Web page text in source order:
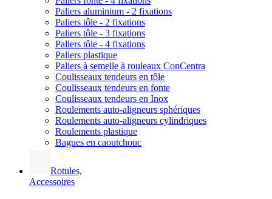
Paliers aluminium - 2 fixations
Paliers tôle - 2 fixations
Paliers tôle - 3 fixations
Paliers tôle - 4 fixations
Paliers plastique
Paliers à semelle à rouleaux ConCentra
Coulisseaux tendeurs en tôle
Coulisseaux tendeurs en fonte
Coulisseaux tendeurs en Inox
Roulements auto-aligneurs sphériques
Roulements auto-aligneurs cylindriques
Roulements plastique
Bagues en caoutchouc
Rotules,
Accessoires